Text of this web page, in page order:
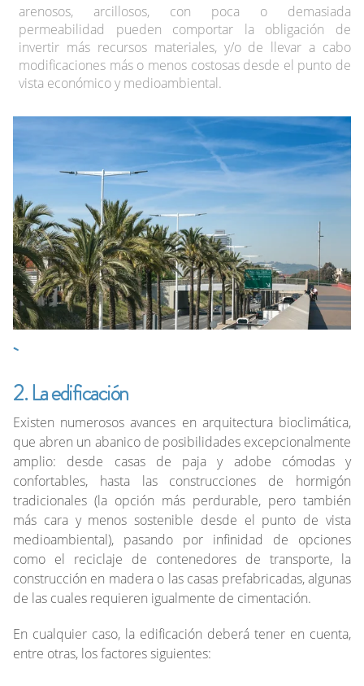
arenosos, arcillosos, con poca o demasiada
permeabilidad pueden comportar la obligación de
invertir más recursos materiales, y/o de llevar a cabo
modificaciones más o menos costosas desde el punto de
vista económico y medioambiental.
2. La edificación
Existen numerosos avances en arquitectura bioclimática,
que abren un abanico de posibilidades excepcionalmente
amplio: desde casas de paja y adobe cómodas y
confortables, hasta las construcciones de hormigón
tradicionales (la opción más perdurable, pero también
más cara y menos sostenible desde el punto de vista
medioambiental), pasando por infinidad de opciones
como el reciclaje de contenedores de transporte, la
construcción en madera o las casas prefabricadas, algunas
de las cuales requieren igualmente de cimentación.
En cualquier caso, la edificación deberá tener en cuenta,
entre otras, los factores siguientes: